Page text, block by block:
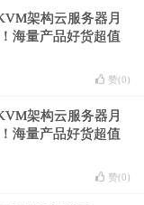
架构云服务器月
海量产品好货超值
赞(0)
架构云服务器月
海量产品好货超值
赞(0)